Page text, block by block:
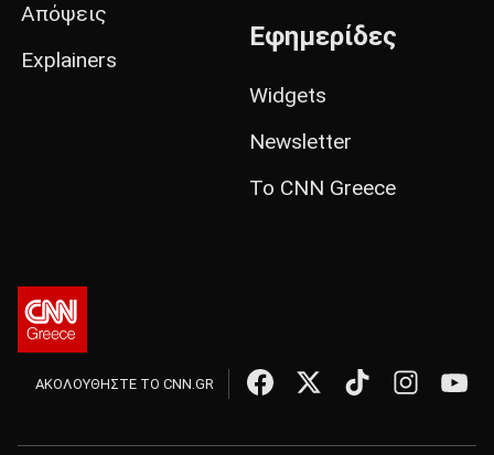
Απόψεις
Explainers
Εφημερίδες
Widgets
Newsletter
Το CNN Greece
ΑΚΟΛΟΥΘΗΣΤΕ ΤΟ CNN.GR